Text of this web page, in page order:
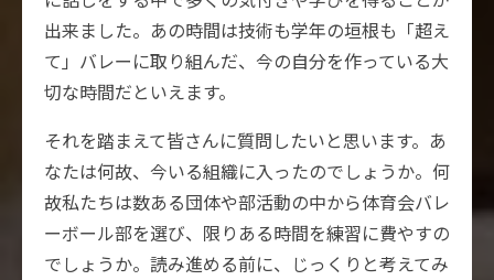
出来ました。あの時間は技術も学年の垣根も「超え
て」バレーに取り組んだ、今の自分を作っている大
切な時間だといえます。
それを踏まえて皆さんに質問したいと思います。あ
なたは何故、今いる組織に入ったのでしょうか。何
故私たちは数ある団体や部活動の中から体育会バレ
ーボール部を選び、限りある時間を練習に費やすの
でしょうか。読み進める前に、じっくりと考えてみ